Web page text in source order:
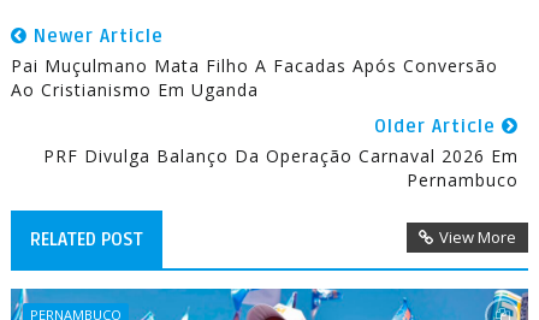
Newer Article
Pai Muçulmano Mata Filho A Facadas Após Conversão
Ao Cristianismo Em Uganda
Older Article
PRF Divulga Balanço Da Operação Carnaval 2026 Em
Pernambuco
RELATED POST View More
PERNAMBUCO